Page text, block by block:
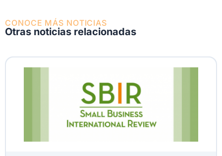
CONOCE MÁS NOTICIAS
Otras noticias relacionadas